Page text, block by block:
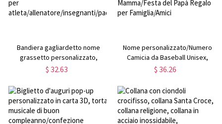
Bandiera gagliardetto nome
grassetto personalizzato,
gagliardetti sportivi classici,
arredamento
ufficio/dormitorio/classe, regalo
atleta/allenatore/insegnanti/padre
$ 32.63
Nome personalizzato/Numero
Camicia da Baseball Unisex,
Camicia Amante da
Compleanno/Festa della
Mamma/Festa del Papà Regalo
per Famiglia/Amici
$ 36.26